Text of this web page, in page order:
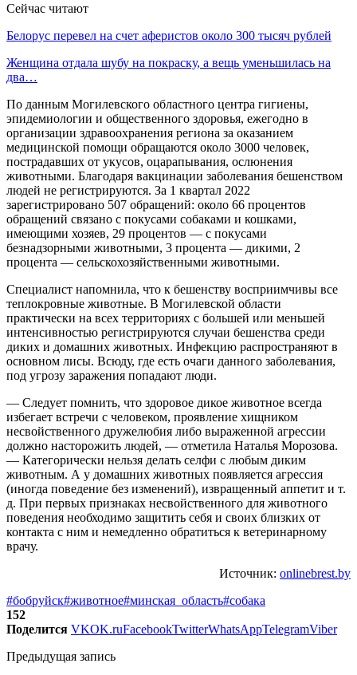
Сейчас читают
Белорус перевел на счет аферистов около 300 тысяч рублей
Женщина отдала шубу на покраску, а вещь уменьшилась на
два…
По данным Могилевского областного центра гигиены,
эпидемиологии и общественного здоровья, ежегодно в
организации здравоохранения региона за оказанием
медицинской помощи обращаются около 3000 человек,
пострадавших от укусов, оцарапывания, ослюнения
животными. Благодаря вакцинации заболевания бешенством
людей не регистрируются. За 1 квартал 2022
зарегистрировано 507 обращений: около 66 процентов
обращений связано с покусами собаками и кошками,
имеющими хозяев, 29 процентов — с покусами
безнадзорными животными, 3 процента — дикими, 2
процента — сельскохозяйственными животными.
Специалист напомнила, что к бешенству восприимчивы все
теплокровные животные. В Могилевской области
практически на всех территориях с большей или меньшей
интенсивностью регистрируются случаи бешенства среди
диких и домашних животных. Инфекцию распространяют в
основном лисы. Всюду, где есть очаги данного заболевания,
под угрозу заражения попадают люди.
— Следует помнить, что здоровое дикое животное всегда
избегает встречи с человеком, проявление хищником
несвойственного дружелюбия либо выраженной агрессии
должно насторожить людей, — отметила Наталья Морозова.
— Категорически нельзя делать селфи с любым диким
животным. А у домашних животных появляется агрессия
(иногда поведение без изменений), извращенный аппетит и т.
д. При первых признаках несвойственного для животного
поведения необходимо защитить себя и своих близких от
контакта с ним и немедленно обратиться к ветеринарному
врачу.
Источник: onlinebrest.by
#бобруйск#животное#минская_область#собака
152
Поделится VKOK.ruFacebookTwitterWhatsAppTelegramViber
Предыдущая запись